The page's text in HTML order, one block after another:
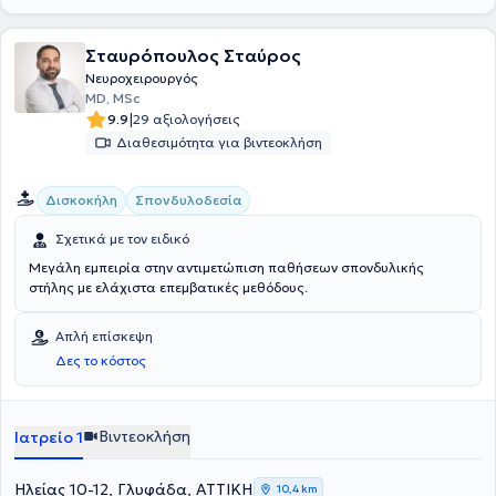
Σταυρόπουλος Σταύρος
Νευροχειρουργός
MD, MSc
9.9|29 αξιολογήσεις
Διαθεσιμότητα για βιντεοκλήση
Δισκοκήλη Σπονδυλοδεσία
Σχετικά με τον ειδικό
Μεγάλη εμπειρία στην αντιμετώπιση παθήσεων σπονδυλικής
στήλης με ελάχιστα επεμβατικές μεθόδους.
Απλή επίσκεψη
Δες το κόστος
Ιατρείο 1 Βιντεοκλήση
Ηλείας 10-12, Γλυφάδα, ΑΤΤΙΚΗ 10,4 km